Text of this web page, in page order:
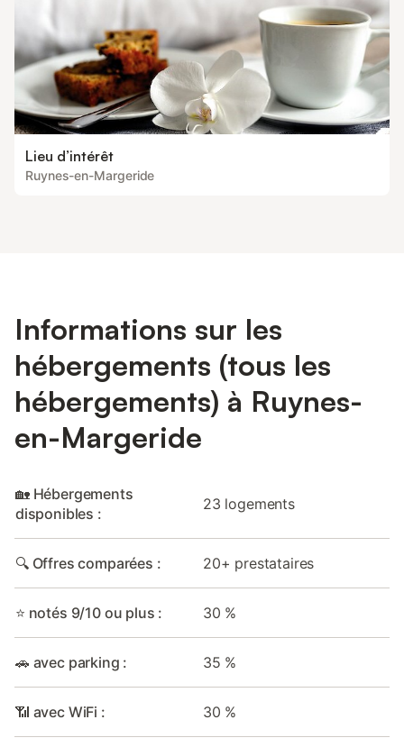
Lieu d’intérêt
Ruynes-en-Margeride
Informations sur les
hébergements (tous les
hébergements) à Ruynes-
en-Margeride
🏡 Hébergements
disponibles :
23 logements
🔍 Offres comparées : 20+ prestataires
⭐ notés 9/10 ou plus : 30 %
🚗 avec parking : 35 %
📶 avec WiFi : 30 %